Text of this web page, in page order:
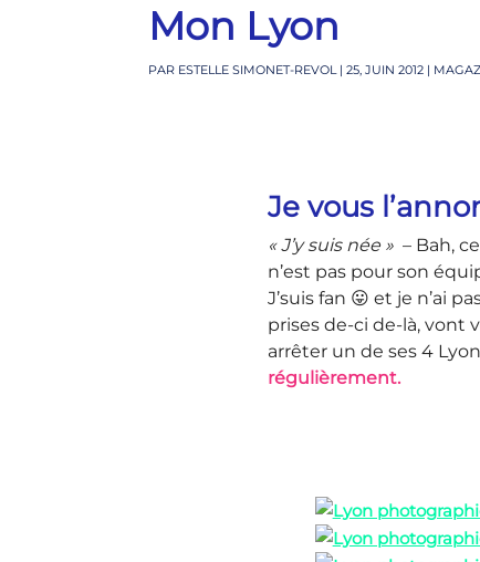
Mon Lyon
PAR ESTELLE SIMONET-REVOL|25, JUIN 2012 |
Je vous
« J’y suis née »– Bah,
n’est pas pour son
J’suis fan 😛 et je n’ai
prises de-ci de-là, vont
arrêter un de ses 4
régulièrement.